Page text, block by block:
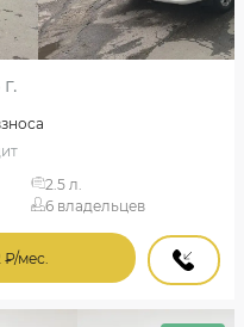
2.5 л.
6 владельцев
мес.